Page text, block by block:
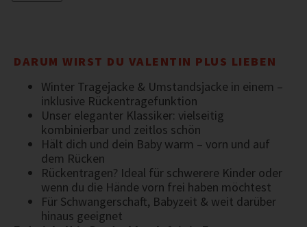
DARUM WIRST DU VALENTIN PLUS LIEBEN
Winter Tragejacke & Umstandsjacke in einem –
inklusive Rückentragefunktion
Unser eleganter Klassiker: vielseitig
kombinierbar und zeitlos schön
Hält dich und dein Baby warm – vorn und auf
dem Rücken
Rückentragen? Ideal für schwerere Kinder oder
wenn du die Hände vorn frei haben möchtest
Für Schwangerschaft, Babyzeit & weit darüber
hinaus geeignet